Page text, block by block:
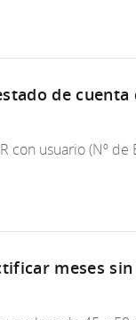
de cuenta
con usuario (Nº
meses